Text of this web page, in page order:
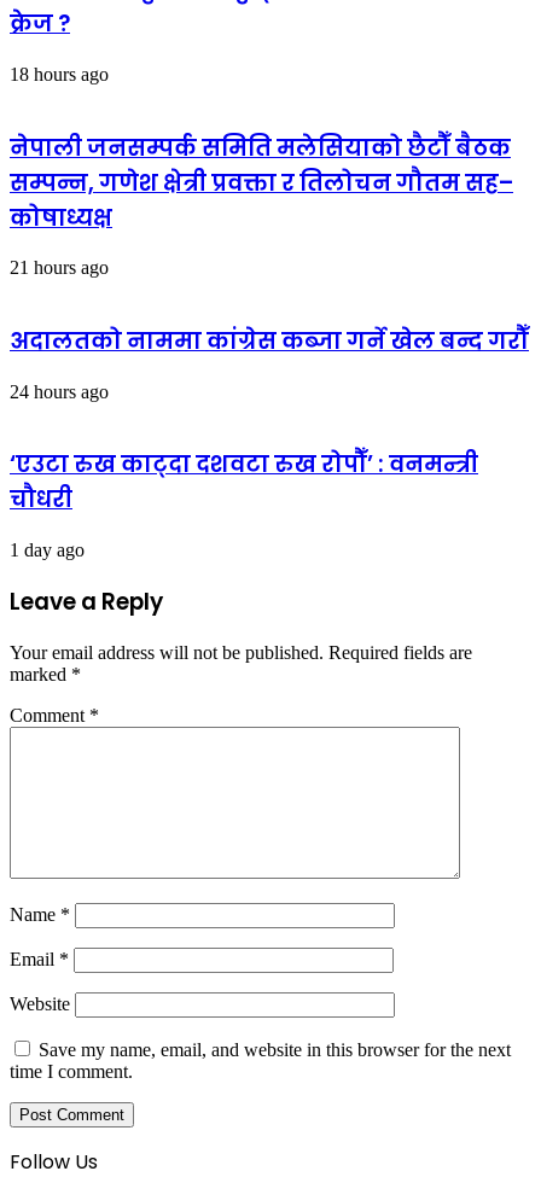
क्रेज ?
18 hours ago
नेपाली जनसम्पर्क समिति मलेसियाको छैटौँ बैठक
सम्पन्न, गणेश क्षेत्री प्रवक्ता र तिलोचन गौतम सह–
कोषाध्यक्ष
21 hours ago
अदालतको नाममा कांग्रेस कब्जा गर्ने खेल बन्द गरौँ
24 hours ago
‘एउटा रुख काट्दा दशवटा रुख रोपौँ’ : वनमन्त्री
चौधरी
1 day ago
Leave a Reply
Your email address will not be published. Required fields are
marked *
Comment *
Name *
Email *
Website
Save my name, email, and website in this browser for the next
time I comment.
Follow Us